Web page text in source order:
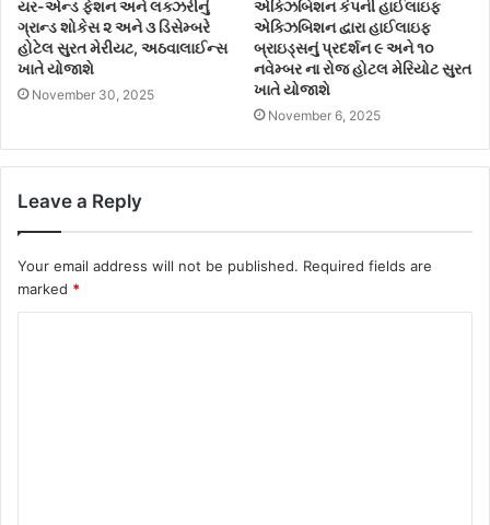
યર-એન્ડ ફેશન અને લક્ઝરીનું
ગ્રાન્ડ શોકેસ ૨ અને ૩ ડિસેમ્બરે
હોટેલ સુરત મેરીયટ, અઠવાલાઈન્સ
ખાતે યોજાશે
November 30, 2025
એક્ઝિબિશન કંપની હાઈલાઇફ
એક્ઝિબિશન દ્વારા હાઈલાઇફ
બ્રાઇડ્સનું પ્રદર્શન ૯ અને ૧૦
નવેમ્બર ના રોજ હોટલ મેરિયોટ સુરત
ખાતે યોજાશે
November 6, 2025
Leave a Reply
Your email address will not be published. Required fields are
marked *